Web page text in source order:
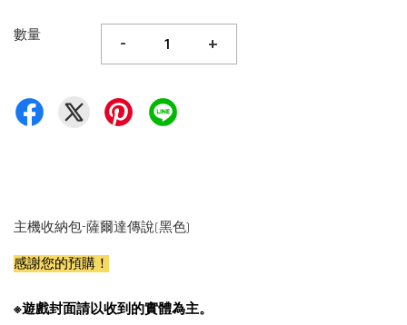
數量 - +
主機收納包-薩爾達傳說(黑色)
感謝您的預購！
※遊戲封面請以收到的實體為主。